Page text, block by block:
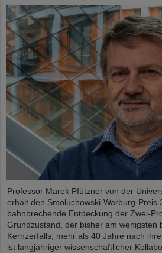
Professor Marek Pfützner von der
erhält den Smoluchowski-Warburg-Preis
bahnbrechende Entdeckung der Zwei-
Grundzustand, der bisher am wenigsten
Kernzerfalls, mehr als 40 Jahre nach
ist langjähriger wissenschaftlicher